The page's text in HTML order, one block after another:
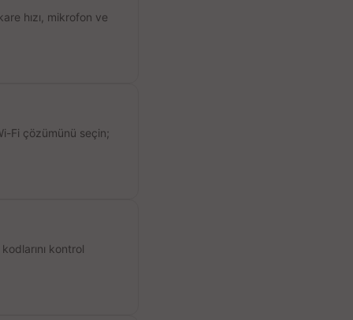
hızı, mikrofon ve
Fi çözümünü seçin;
kontrol